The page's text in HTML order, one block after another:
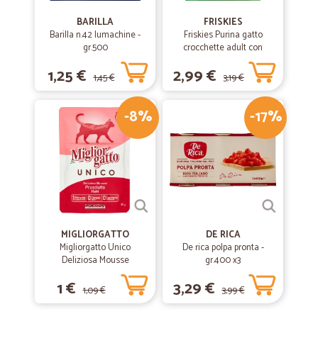
BARILLA
Barilla n.42 lumachine -
gr.500
1,25 € 1,45 €
FRISKIES
Friskies Purina gatto
crocchette adult con
coniglio, pollo e verdure
scatola gr.400
2,99 € 3,19 €
-8%
MIGLIORGATTO
Migliorgatto Unico
Deliziosa Mousse
Prosciutto 85 gr.
1 € 1,09 €
-17%
DE RICA
De rica polpa pronta -
gr.400 x3
3,29 € 3,99 €